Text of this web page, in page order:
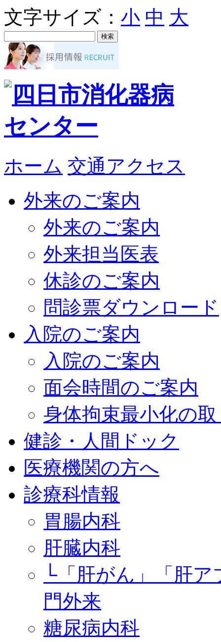
文字サイズ： 小 中 大
ホーム 交通アクセス
外来のご案内
外来のご案内
外来担当医表
休診のご案内
問診票ダウンロード
入院のご案内
入院のご案内
面会時間のご案内
身体拘束最小化の
健診・人間ドック
医療機関の方へ
診療科情報
胃腸内科
肝臓内科
└「肝がん」「肝
門外来
糖尿病内科